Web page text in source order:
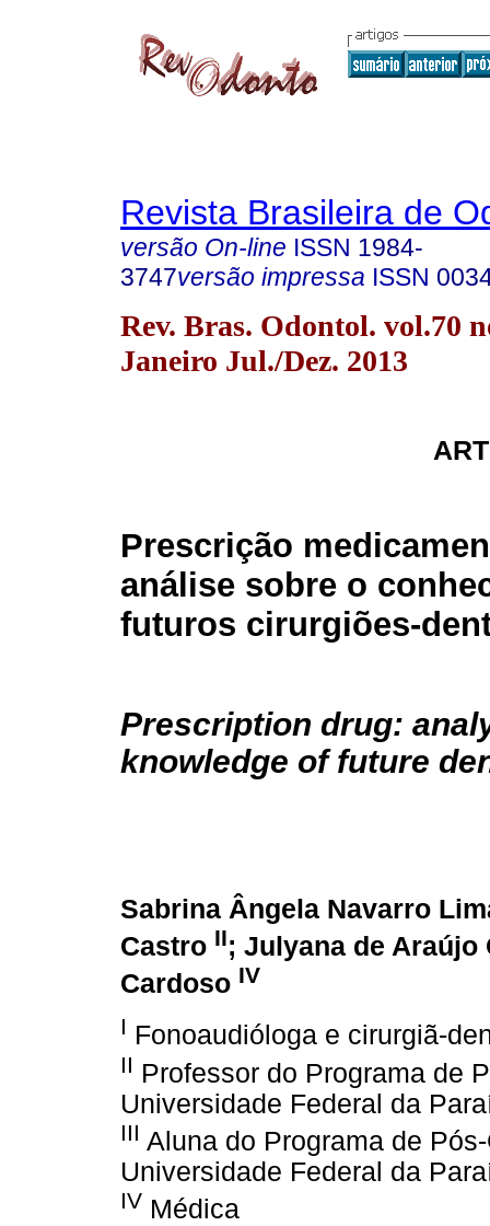
Revista Brasileira de
versão On-line ISSN 1984-
3747versão impressa ISSN
Rev. Bras. Odontol. vol.70
Janeiro Jul./Dez. 2013
Prescrição
análise sobre o
futuros cirurgiões-
Prescription drug:
knowledge of future
Sabrina Ângela Navarro
Castro II; Julyana de
Cardoso IV
I Fonoaudióloga e cirurgiã-
II Professor do Programa de
Universidade Federal da
III Aluna do Programa de
Universidade Federal da
IV Médica